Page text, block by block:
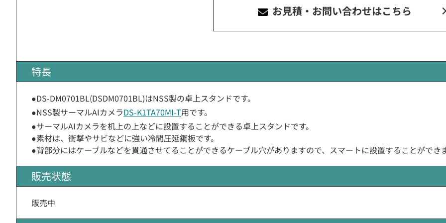
お見積・お問い合わせはこちら
特長
●DS-DM0701BL(DSDM0701BL)はNSS製の卓上スタンドです。
●NSS製サーマルAIカメラDS-K1TA70MI-T用です。
●サーマルAIカメラを机上の上などに設置することができる卓上スタンドです。
●素材は、衝撃やサビなどに強い冷間圧延鋼板です。
●背部分にはケーブルなどを貫通させてることができるケーブル穴がありますので、スマートに設置することができ
販売状態
販売中